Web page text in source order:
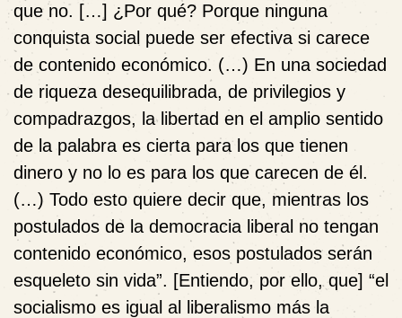
que no. […] ¿Por qué? Porque ninguna
conquista social puede ser efectiva si carece
de contenido económico. (…) En una sociedad
de riqueza desequilibrada, de privilegios y
compadrazgos, la libertad en el amplio sentido
de la palabra es cierta para los que tienen
dinero y no lo es para los que carecen de él.
(…) Todo esto quiere decir que, mientras los
postulados de la democracia liberal no tengan
contenido económico, esos postulados serán
esqueleto sin vida”. [Entiendo, por ello, que] “el
socialismo es igual al liberalismo más la